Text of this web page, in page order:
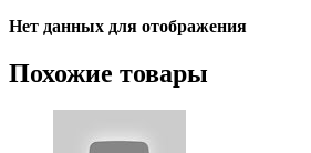
Нет данных для отображения
Похожие товары